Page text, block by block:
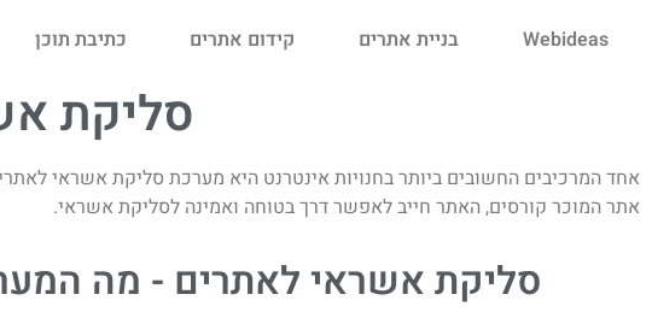
Webideas בניית אתרים קידום אתרים כתיבת תוכן
סליקת
אחד המרכיבים החשובים ביותר בחנויות אינטרנט היא מערכת סליקת אשראי
אתר המוכר קורסים, האתר חייב לאפשר דרך בטוחה ואמינה לסליקת אשראי.
סליקת אשראי לאתרים - מה